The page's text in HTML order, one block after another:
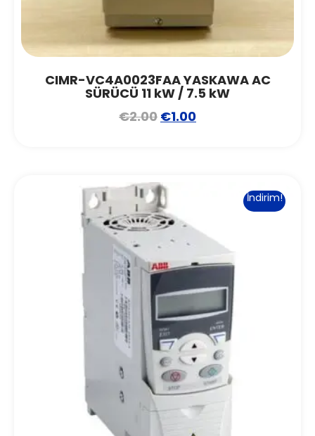
CIMR-VC4A0023FAA YASKAWA AC
SÜRÜCÜ 11 kW / 7.5 kW
€2.00 €1.00
İndirim!